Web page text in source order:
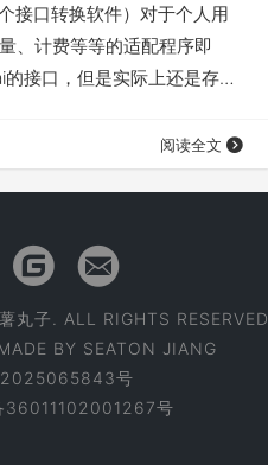
接口转换软件）对于个人用
、计费等等的适配程序即
接口，但是实际上还是存在
项目，用户可以方便地集成
来的复杂性。 开源代码页：
阅读全文
子. ALL RIGHTS RESERVED.
BY SEATON JIANG
2025065843号
36011102001267号